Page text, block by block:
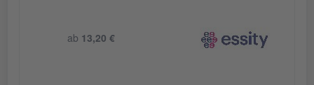
ab 13,20 €